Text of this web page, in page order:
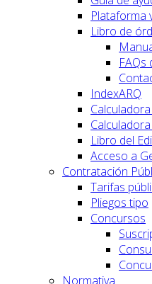
Plataforma
Libro de
FAQs
IndexARQ
Libro del
Acceso a
Contratación
Tarifas
Pliegos tipo
Concursos
Normativa